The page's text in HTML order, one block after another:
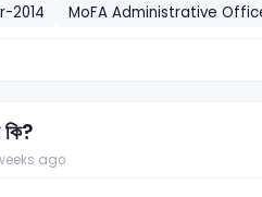
2014 MoFA Administrative
কি?
ago